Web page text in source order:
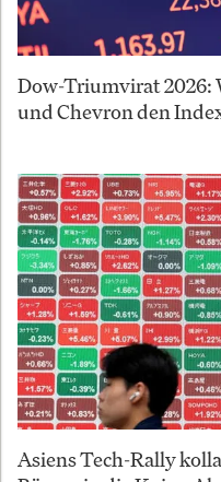
Dow-Triumvirat 2026:
und Chevron den
Asiens Tech-Rally